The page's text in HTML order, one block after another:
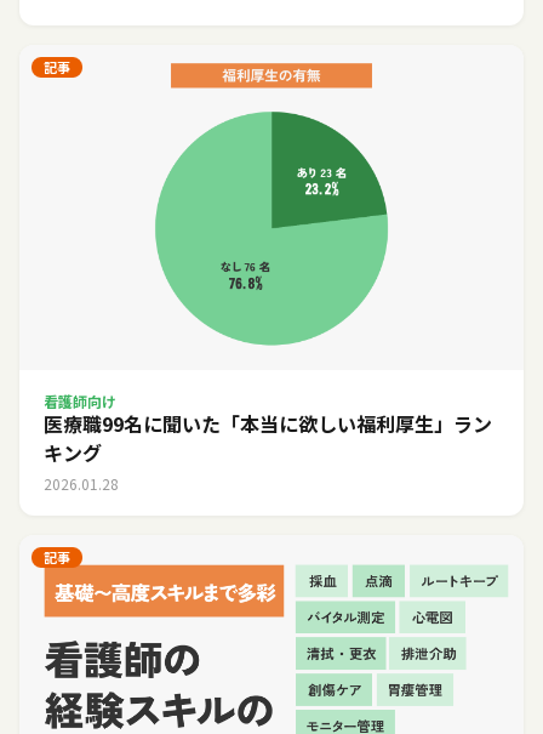
記事
看護師向け
医療職99名に聞いた「本当に欲しい福利厚生」ラン
キング
2026.01.28
記事